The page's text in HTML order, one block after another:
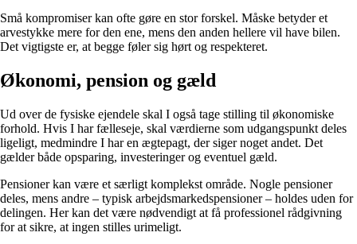
Små kompromiser kan ofte gøre en stor forskel. Måske betyder et
arvestykke mere for den ene, mens den anden hellere vil have bilen.
Det vigtigste er, at begge føler sig hørt og respekteret.
Økonomi, pension og gæld
Ud over de fysiske ejendele skal I også tage stilling til økonomiske
forhold. Hvis I har fælleseje, skal værdierne som udgangspunkt deles
ligeligt, medmindre I har en ægtepagt, der siger noget andet. Det
gælder både opsparing, investeringer og eventuel gæld.
Pensioner kan være et særligt komplekst område. Nogle pensioner
deles, mens andre – typisk arbejdsmarkedspensioner – holdes uden for
delingen. Her kan det være nødvendigt at få professionel rådgivning
for at sikre, at ingen stilles urimeligt.